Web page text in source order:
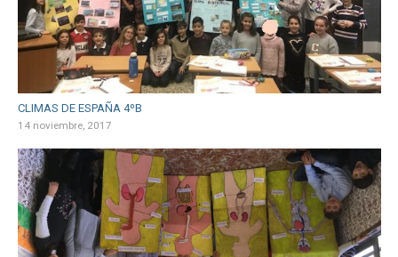
CLIMAS DE ESPAÑA 4ºB
14 noviembre, 2017